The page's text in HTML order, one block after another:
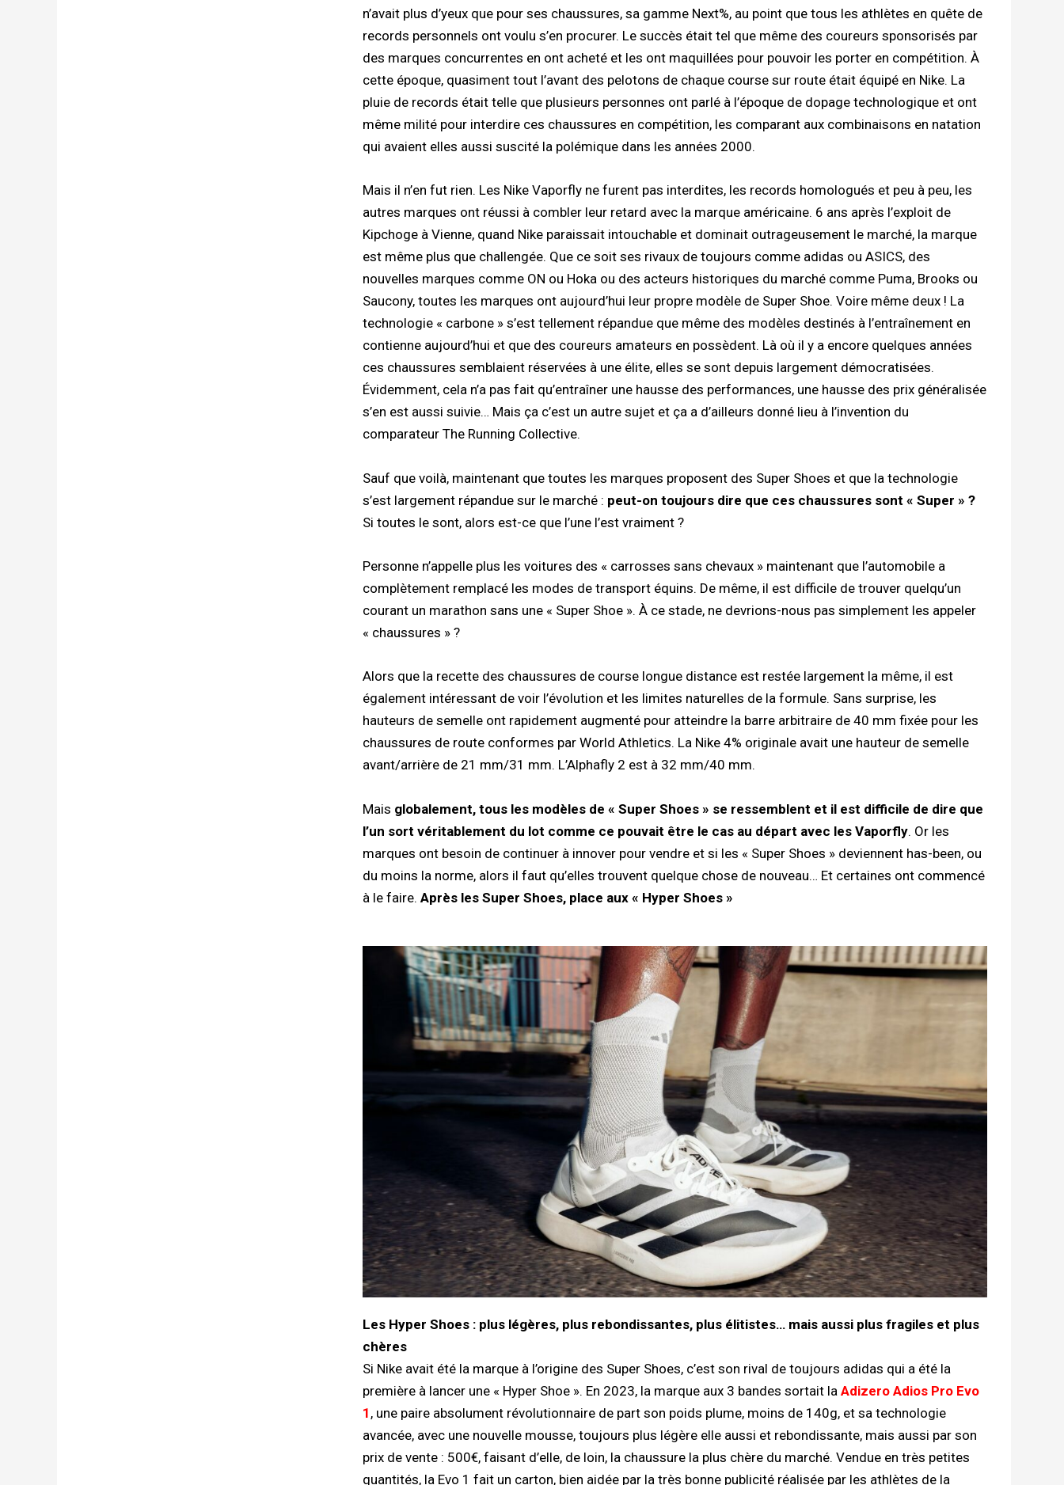
n’avait plus d’yeux que pour ses chaussures, sa gamme Next%, au point que tous les athlètes en quête de
records personnels ont voulu s’en procurer. Le succès était tel que même des coureurs sponsorisés par
des marques concurrentes en ont acheté et les ont maquillées pour pouvoir les porter en compétition. À
cette époque, quasiment tout l’avant des pelotons de chaque course sur route était équipé en Nike. La
pluie de records était telle que plusieurs personnes ont parlé à l’époque de dopage technologique et ont
même milité pour interdire ces chaussures en compétition, les comparant aux combinaisons en natation
qui avaient elles aussi suscité la polémique dans les années 2000.
Mais il n’en fut rien. Les Nike Vaporfly ne furent pas interdites, les records homologués et peu à peu, les
autres marques ont réussi à combler leur retard avec la marque américaine. 6 ans après l’exploit de
Kipchoge à Vienne, quand Nike paraissait intouchable et dominait outrageusement le marché, la marque
est même plus que challengée. Que ce soit ses rivaux de toujours comme adidas ou ASICS, des
nouvelles marques comme ON ou Hoka ou des acteurs historiques du marché comme Puma, Brooks ou
Saucony, toutes les marques ont aujourd’hui leur propre modèle de Super Shoe. Voire même deux ! La
technologie « carbone » s’est tellement répandue que même des modèles destinés à l’entraînement en
contienne aujourd’hui et que des coureurs amateurs en possèdent. Là où il y a encore quelques années
ces chaussures semblaient réservées à une élite, elles se sont depuis largement démocratisées.
Évidemment, cela n’a pas fait qu’entraîner une hausse des performances, une hausse des prix généralisée
s’en est aussi suivie… Mais ça c’est un autre sujet et ça a d’ailleurs donné lieu à l’invention du
comparateur The Running Collective.
Sauf que voilà, maintenant que toutes les marques proposent des Super Shoes et que la technologie
s’est largement répandue sur le marché : peut-on toujours dire que ces chaussures sont « Super » ?
Si toutes le sont, alors est-ce que l’une l’est vraiment ?
Personne n’appelle plus les voitures des « carrosses sans chevaux » maintenant que l’automobile a
complètement remplacé les modes de transport équins. De même, il est difficile de trouver quelqu’un
courant un marathon sans une « Super Shoe ». À ce stade, ne devrions-nous pas simplement les appeler
« chaussures » ?
Alors que la recette des chaussures de course longue distance est restée largement la même, il est
également intéressant de voir l’évolution et les limites naturelles de la formule. Sans surprise, les
hauteurs de semelle ont rapidement augmenté pour atteindre la barre arbitraire de 40 mm fixée pour les
chaussures de route conformes par World Athletics. La Nike 4% originale avait une hauteur de semelle
avant/arrière de 21 mm/31 mm. L’Alphafly 2 est à 32 mm/40 mm.
Mais globalement, tous les modèles de « Super Shoes » se ressemblent et il est difficile de dire que
l’un sort véritablement du lot comme ce pouvait être le cas au départ avec les Vaporfly. Or les
marques ont besoin de continuer à innover pour vendre et si les « Super Shoes » deviennent has-been, ou
du moins la norme, alors il faut qu’elles trouvent quelque chose de nouveau… Et certaines ont commencé
à le faire. Après les Super Shoes, place aux « Hyper Shoes »
Les Hyper Shoes : plus légères, plus rebondissantes, plus élitistes… mais aussi plus fragiles et plus
chères
Si Nike avait été la marque à l’origine des Super Shoes, c’est son rival de toujours adidas qui a été la
première à lancer une « Hyper Shoe ». En 2023, la marque aux 3 bandes sortait la Adizero Adios Pro Evo
1 , une paire absolument révolutionnaire de part son poids plume, moins de 140g, et sa technologie
avancée, avec une nouvelle mousse, toujours plus légère elle aussi et rebondissante, mais aussi par son
prix de vente : 500€, faisant d’elle, de loin, la chaussure la plus chère du marché. Vendue en très petites
quantités, la Evo 1 fait un carton, bien aidée par la très bonne publicité réalisée par les athlètes de la